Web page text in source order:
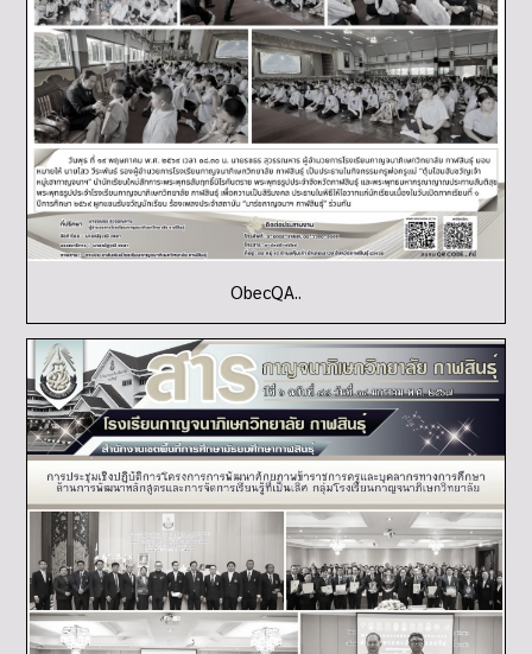
ObecQA..